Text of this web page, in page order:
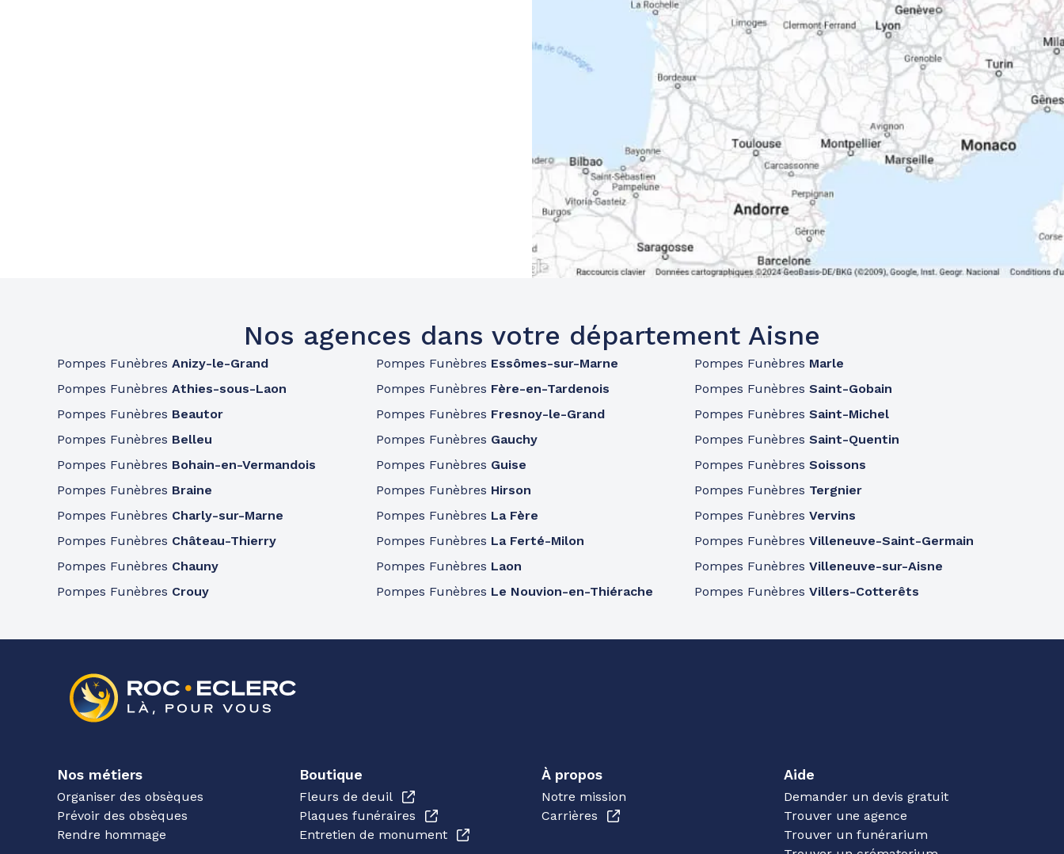
Nos agences dans votre département Aisne
Pompes Funèbres Anizy-le-Grand
Pompes Funèbres Athies-sous-Laon
Pompes Funèbres Beautor
Pompes Funèbres Belleu
Pompes Funèbres Bohain-en-Vermandois
Pompes Funèbres Braine
Pompes Funèbres Charly-sur-Marne
Pompes Funèbres Château-Thierry
Pompes Funèbres Chauny
Pompes Funèbres Crouy
Pompes Funèbres Essômes-sur-Marne
Pompes Funèbres Fère-en-Tardenois
Pompes Funèbres Fresnoy-le-Grand
Pompes Funèbres Gauchy
Pompes Funèbres Guise
Pompes Funèbres Hirson
Pompes Funèbres La Fère
Pompes Funèbres La Ferté-Milon
Pompes Funèbres Laon
Pompes Funèbres Le Nouvion-en-Thiérache
Pompes Funèbres Marle
Pompes FunèbresSaint-Gobain
Pompes FunèbresSaint-Michel
Pompes FunèbresSaint-Quentin
Pompes FunèbresSoissons
Pompes Funèbres Tergnier
Pompes FunèbresVervins
Pompes FunèbresVilleneuve-Saint-Germain
Pompes FunèbresVilleneuve-sur-Aisne
Pompes FunèbresVillers-Cotterêts
Nos métiers
Organiser des obsèques
Prévoir des obsèques
Rendre hommage
Boutique
Fleurs de deuil
Plaques funéraires
Entretien de monument
À propos
Notre mission
Carrières
Aide
Demander un devis gratuit
Trouver une agence
Trouver un funérarium